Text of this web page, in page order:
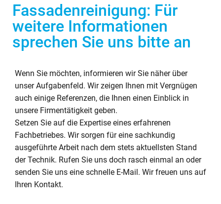
Fassadenreinigung: Für
weitere Informationen
sprechen Sie uns bitte an
Wenn Sie möchten, informieren wir Sie näher über
unser Aufgabenfeld. Wir zeigen Ihnen mit Vergnügen
auch einige Referenzen, die Ihnen einen Einblick in
unsere Firmentätigkeit geben.
Setzen Sie auf die Expertise eines erfahrenen
Fachbetriebes. Wir sorgen für eine sachkundig
ausgeführte Arbeit nach dem stets aktuellsten Stand
der Technik. Rufen Sie uns doch rasch einmal an oder
senden Sie uns eine schnelle E-Mail. Wir freuen uns auf
Ihren Kontakt.